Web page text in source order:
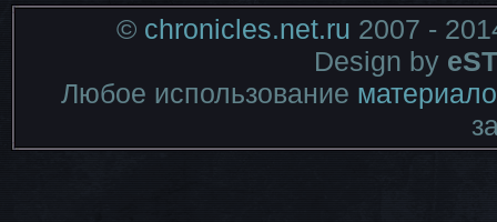
© chronicles.net.ru 2007 -
Design by
Любое использование